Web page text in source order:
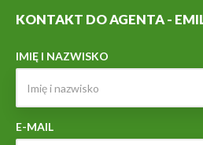
KONTAKT DO AGENTA -
IMIĘ I NAZWISKO
E-MAIL